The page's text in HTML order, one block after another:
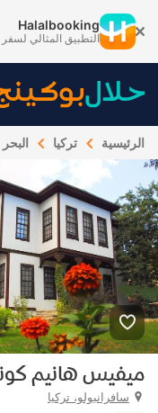
Halalbooking
التطبيق المثالي لسفر
الرئيسية تركيا
ميفيس هانيم
سافرانبولو، تركيا